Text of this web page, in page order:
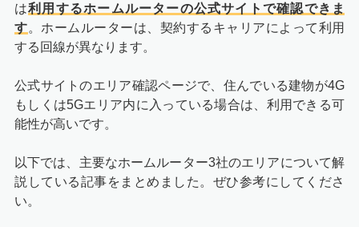
は利用するホームルーターの公式サイトで確認できま
す。ホームルーターは、契約するキャリアによって利用
する回線が異なります。
公式サイトのエリア確認ページで、住んでいる建物が4G
もしくは5Gエリア内に入っている場合は、利用できる可
能性が高いです。
以下では、主要なホームルーター3社のエリアについて解
説している記事をまとめました。ぜひ参考にしてくださ
い。